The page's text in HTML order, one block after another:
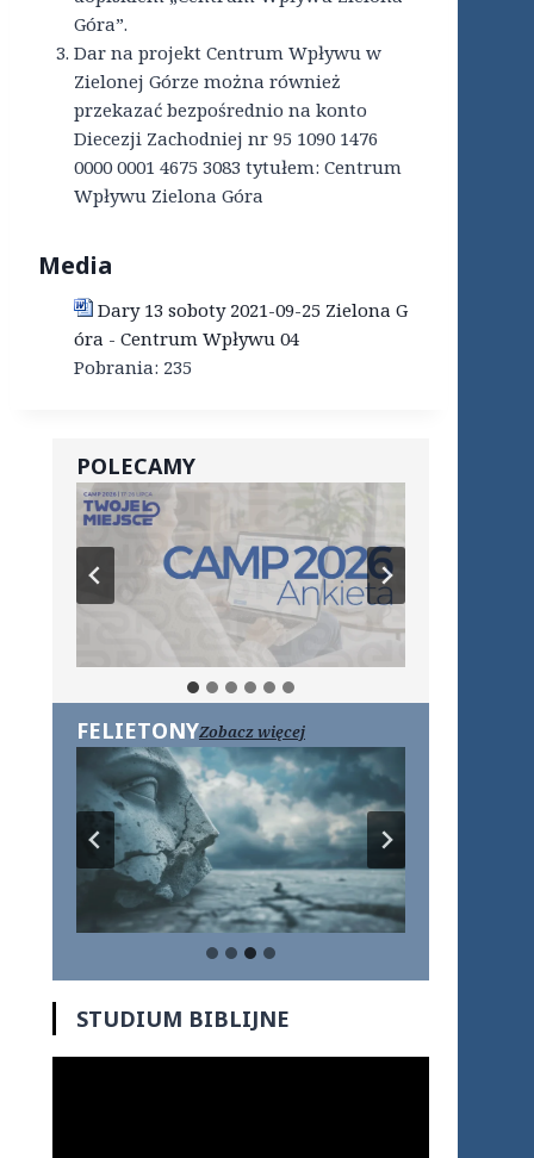
Góra”.
Dar na projekt Centrum Wpływu w
Zielonej Górze można również
przekazać bezpośrednio na konto
Diecezji Zachodniej nr 95 1090 1476
0000 0001 4675 3083 tytułem: Centrum
Wpływu Zielona Góra
Media
Dary 13 soboty 2021-09-25 Zielona G
óra - Centrum Wpływu 04
Pobrania: 235
POLECAMY
FELIETONYZobacz więcej
STUDIUM BIBLIJNE